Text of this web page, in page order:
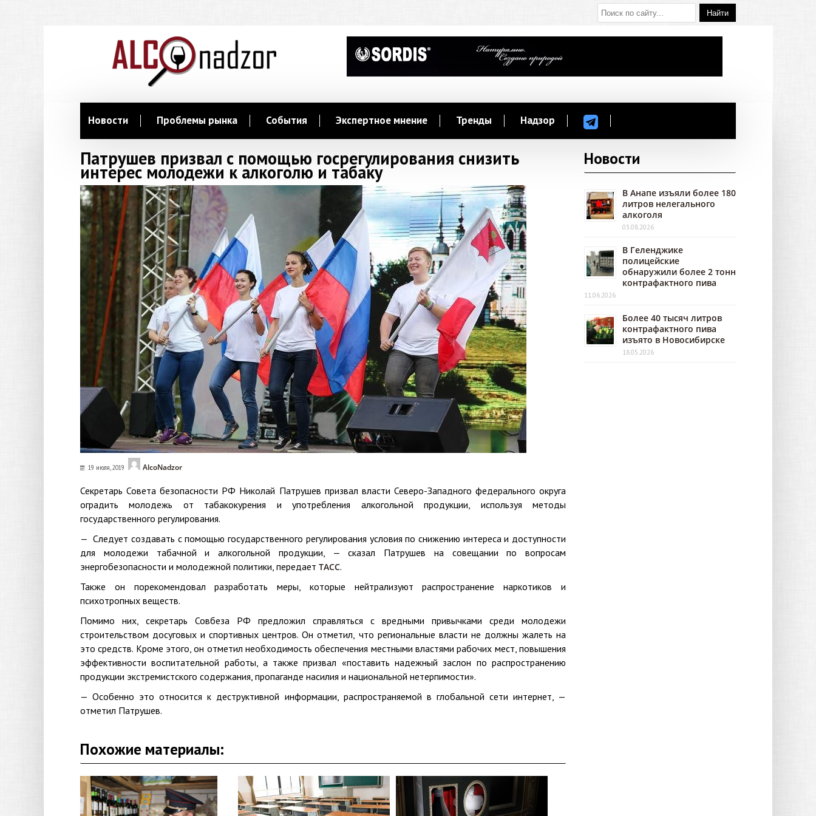
Новости Проблемы рынка События Экспертное мнение Тренды Надзор
Патрушев призвал с помощью госрегулирования снизить
интерес молодежи к алкоголю и табаку
19 июля, 2019 AlcoNadzor
Секретарь Совета безопасности РФ Николай Патрушев призвал власти Северо-Западного федерального округа
оградить молодежь от табакокурения и употребления алкогольной продукции, используя методы
государственного регулирования.
— Следует создавать с помощью государственного регулирования условия по снижению интереса и доступности
для молодежи табачной и алкогольной продукции, — сказал Патрушев на совещании по вопросам
энергобезопасности и молодежной политики, передает ТАСС.
Также он порекомендовал разработать меры, которые нейтрализуют распространение наркотиков и
психотропных веществ.
Помимо них, секретарь Совбеза РФ предложил справляться с вредными привычками среди молодежи
строительством досуговых и спортивных центров. Он отметил, что региональные власти не должны жалеть на
это средств. Кроме этого, он отметил необходимость обеспечения местными властями рабочих мест, повышения
эффективности воспитательной работы, а также призвал «поставить надежный заслон по распространению
продукции экстремистского содержания, пропаганде насилия и национальной нетерпимости».
— Особенно это относится к деструктивной информации, распространяемой в глобальной сети интернет, —
отметил Патрушев.
Похожие материалы:
Новости
В Анапе изъяли более 180
литров нелегального
алкоголя
03.08.2026
В Геленджике
полицейские
обнаружили более 2 тонн
контрафактного пива
11.06.2026
Более 40 тысяч литров
контрафактного пива
изъято в Новосибирске
18.05.2026